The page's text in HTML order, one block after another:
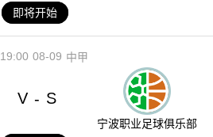
即将开始
08-09
19:00 中甲
V - S
宁波职业足球俱乐部